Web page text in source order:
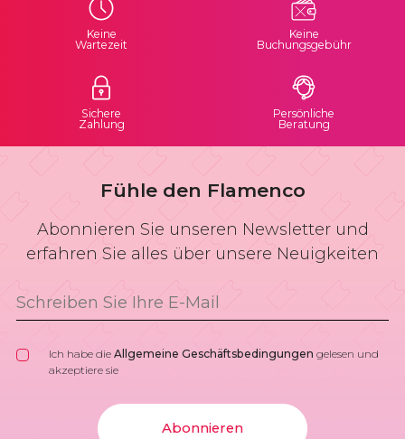
Keine
Wartezeit
Keine
Buchungsgebühr
Sichere
Zahlung
Persönliche
Beratung
Fühle den Flamenco
Abonnieren Sie unseren Newsletter und
erfahren Sie alles über unsere Neuigkeiten
Ich habe die Allgemeine Geschäftsbedingungen gelesen und
akzeptiere sie
Abonnieren